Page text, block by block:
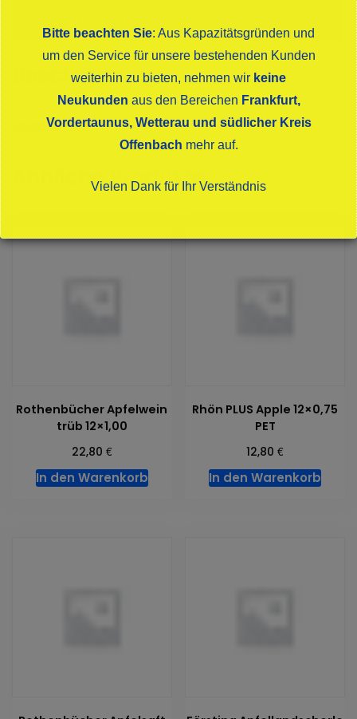
Beschreibung
Speierling
Ähnliche Produkte
Rothenbücher Apfelwein
trüb 12×1,00
22,80 €
In den Warenkorb
Rhön PLUS Apple 12×0,75
PET
12,80€
In den Warenkorb
Bitte beachten Sie: Aus Kapazitätsgründen und
um den Service für unsere bestehenden Kunden
weiterhin zu bieten, nehmen wir keine
Neukunden aus den Bereichen Frankfurt,
Vordertaunus, Wetterau und südlicher Kreis
Offenbach mehr auf.
Vielen Dank für Ihr Verständnis
Dies schließt sich in16Sekunden